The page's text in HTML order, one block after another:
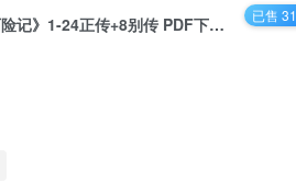
《The Adventures of Tintin 丁丁历险记》1-24正传+8别传 PDF下载-20世纪最伟大的欧洲漫画：比利时经典 已售 31